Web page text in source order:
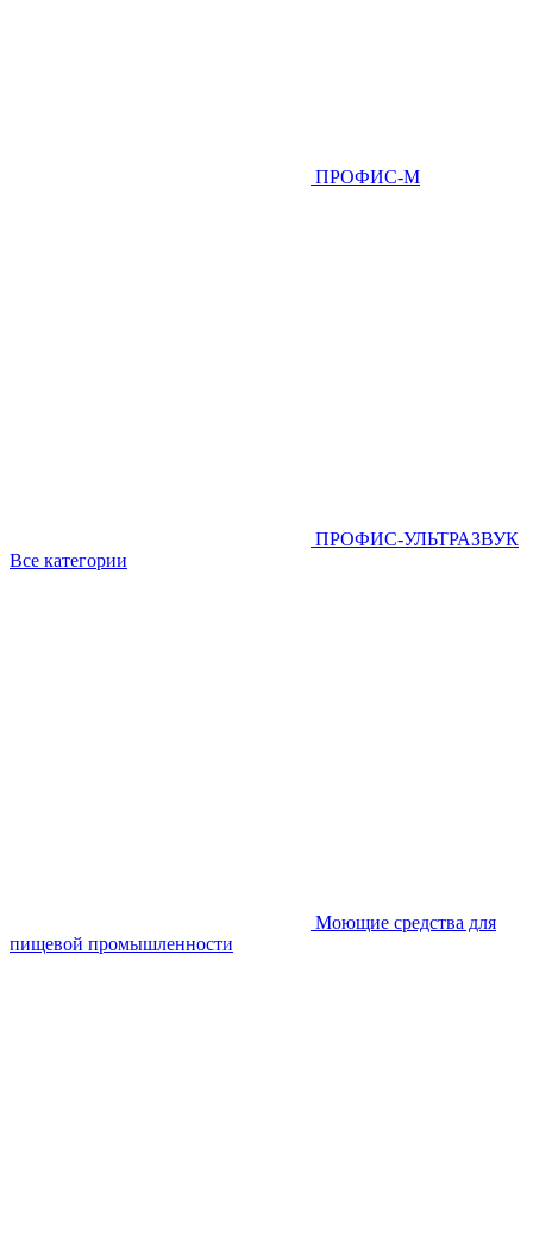
ПРОФИС-М
ПРОФИС-УЛЬТРАЗВУК
Все категории
Моющие средства для
пищевой промышленности